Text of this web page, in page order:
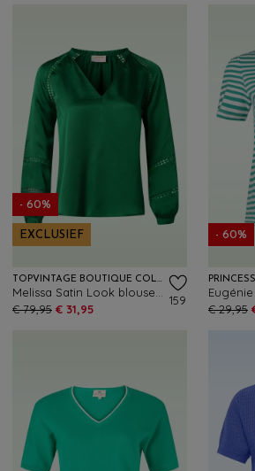
- 60%
EXCLUSIEF
TOPVINTAGE BOUTIQUE COLLECTION
€ 79,95 € 31,95
159
- 60%
€ 29,95